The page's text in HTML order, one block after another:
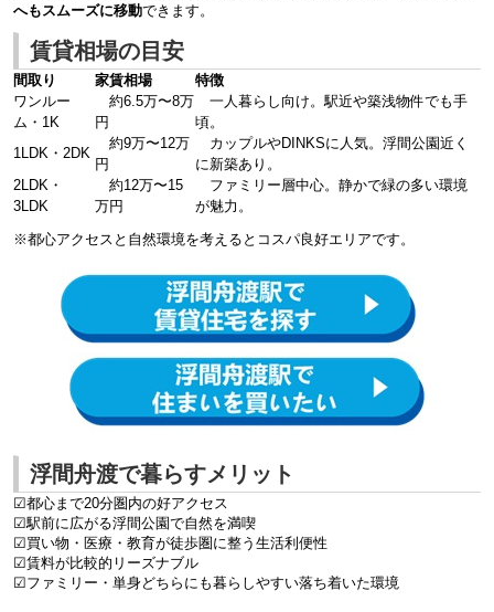
へもスムーズに移動できます。
賃貸相場の目安
間取り 家賃相場
特徴
ワンルー
ム・1K
約6.5万〜8万
円
一人暮らし向け。駅近や築浅物件でも手
頃。
1LDK・2DK
約9万〜12万
円
カップルやDINKSに人気。浮間公園近く
に新築あり。
2LDK・
3LDK
約12万〜15
万円
ファミリー層中心。静かで緑の多い環境
が魅力。
※都心アクセスと自然環境を考えるとコスパ良好エリアです。
浮間舟渡で暮らすメリット
☑都心まで20分圏内の好アクセス
☑駅前に広がる浮間公園で自然を満喫
☑買い物・医療・教育が徒歩圏に整う生活利便性
☑賃料が比較的リーズナブル
☑ファミリー・単身どちらにも暮らしやすい落ち着いた環境